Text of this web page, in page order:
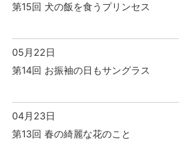
第15回 犬の飯を食うプリンセス
05月22日
第14回 お振袖の日もサングラス
04月23日
第13回 春の綺麗な花のこと